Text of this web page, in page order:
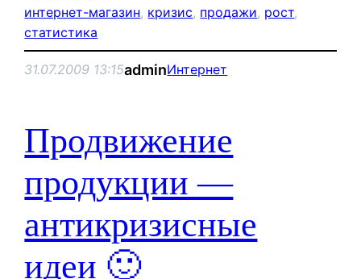
интернет-магазин, кризис, продажи, рост
статистика
31.07.2009 13:15adminИнтернет
Продвижение
продукции —
антикризисные
идеи 🙂